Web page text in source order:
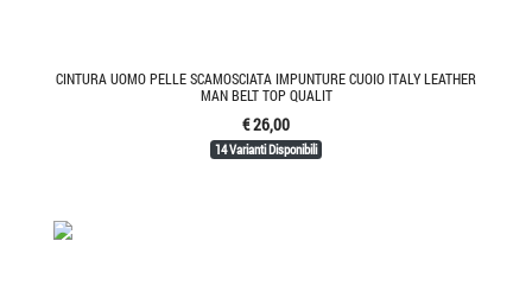
CINTURA UOMO PELLE SCAMOSCIATA IMPUNTURE CUOIO ITALY LEATHER
MAN BELT TOP QUALIT
€ 26,00
14 Varianti Disponibili